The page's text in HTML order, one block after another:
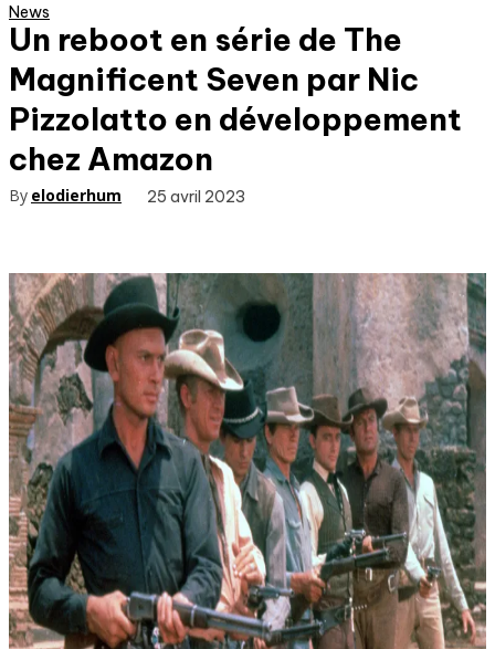
News
Un reboot en série de The
Magnificent Seven par Nic
Pizzolatto en développement
chez Amazon
By elodierhum 25 avril 2023